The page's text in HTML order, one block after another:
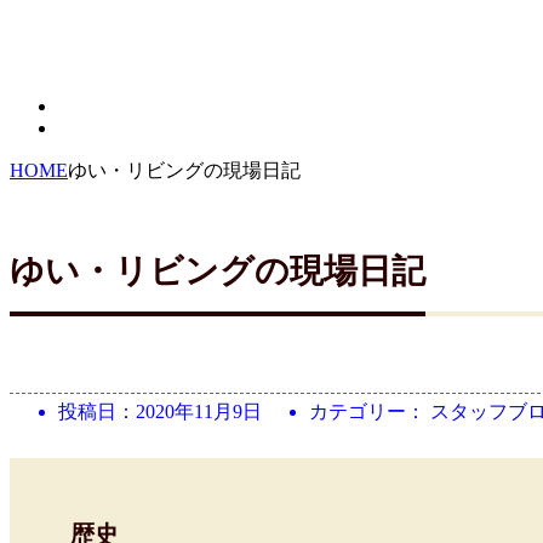
HOMEゆい・リビングの現場日記
ゆい・リビングの現場日記
投稿日： 2020年11月9日 カテゴリー： スタッフブ
歴史